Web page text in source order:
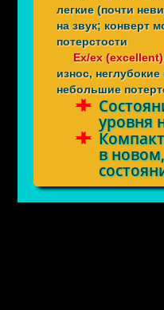
легкие (почти
на звук; конверт
потерстости
Ex/ex
износ,
небольшие
уровня
в